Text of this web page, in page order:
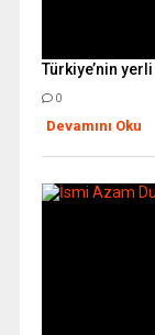
Türkiye’nin
0
Devamını Oku